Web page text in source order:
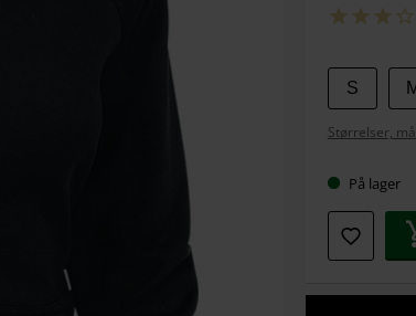
Vælg
din
S
Størrelser,
På lager